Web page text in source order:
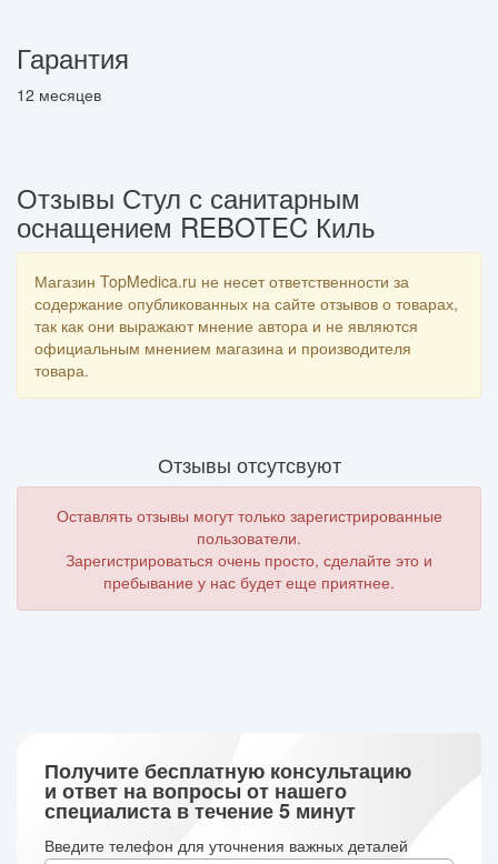
Гарантия
12 месяцев
Отзывы Стул с санитарным
оснащением REBOTEC Киль
Магазин TopMedica.ru не несет ответственности за
содержание опубликованных на сайте отзывов о товарах,
так как они выражают мнение автора и не являются
официальным мнением магазина и производителя
товара.
Отзывы отсутсвуют
Оставлять отзывы могут только зарегистрированные
пользователи.
Зарегистрироваться очень просто, сделайте это и
пребывание у нас будет еще приятнее.
Получите бесплатную консультацию
и ответ на вопросы от нашего
специалиста в течение 5 минут
Введите телефон для уточнения важных деталей